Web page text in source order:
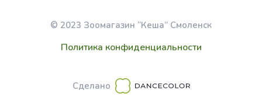
© 2023 Зоомагазин “Кеша” Смоленск
Политика конфиденциальности
Сделано